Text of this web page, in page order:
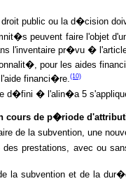
public ou la d�cision
peuvent faire l'objet
l'inventaire pr�vu � l'article
pour les aides
financi�re.(10)
d�fini � l'alin�a 5
de p�riode
de la subvention, une
des prestations, avec ou
la subvention et de la